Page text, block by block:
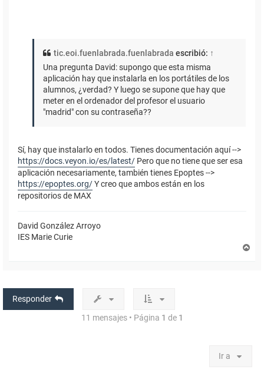
tic.eoi.fuenlabrada.fuenlabrada escribió: ↑
Una pregunta David: supongo que esta misma
aplicación hay que instalarla en los portátiles de los
alumnos, ¿verdad? Y luego se supone que hay que
meter en el ordenador del profesor el usuario
"madrid" con su contraseña??
Sí, hay que instalarlo en todos. Tienes documentación aquí -->
https://docs.veyon.io/es/latest/ Pero que no tiene que ser esa
aplicación necesariamente, también tienes Epoptes -->
https://epoptes.org/Y creo que ambos están en los
repositorios de MAX
David González Arroyo
IES Marie Curie
Responder
11 mensajes • Página 1 de 1
Ir a